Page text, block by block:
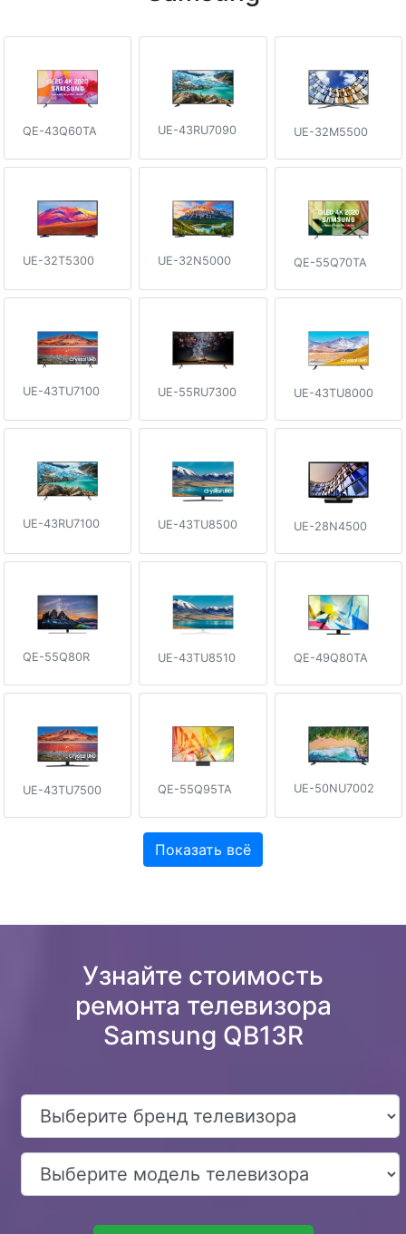
QE-43Q60TA UE-43RU7090 UE-32M5500
UE-32T5300 UE-32N5000 QE-55Q70TA
UE-43TU7100 UE-55RU7300 UE-43TU8000
UE-43RU7100 UE-43TU8500 UE-28N4500
QE-55Q80R UE-43TU8510 QE-49Q80TA
UE-43TU7500 QE-55Q95TA UE-50NU7002
Показать всё
Узнайте стоимость
ремонта телевизора
Samsung QB13R